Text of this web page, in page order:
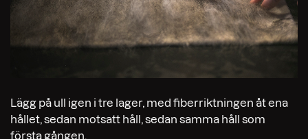
Lägg på ull igen i tre lager, med fiberriktningen åt ena
hållet, sedan motsatt håll, sedan samma håll som
första gången.